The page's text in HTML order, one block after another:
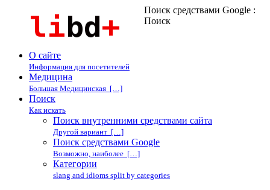
Поиск средствами Google :
Поиск
О сайте
Информация для посетителей
Медицина
Большая Медицинская […]
Поиск
Как искать
Поиск внутренними средствами сайта
Другой вариант […]
Поиск средствами Google
Возможно, наиболее […]
Категории
slang and idioms split by categories